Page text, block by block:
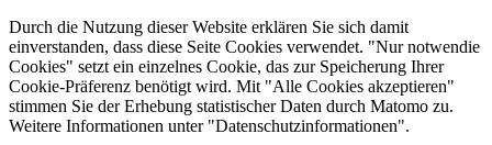
Durch die Nutzung dieser Website erklären Sie sich damit
einverstanden, dass diese Seite Cookies verwendet. "Nur notwendie
Cookies" setzt ein einzelnes Cookie, das zur Speicherung Ihrer
Cookie-Präferenz benötigt wird. Mit "Alle Cookies akzeptieren"
stimmen Sie der Erhebung statistischer Daten durch Matomo zu.
Weitere Informationen unter "Datenschutzinformationen".